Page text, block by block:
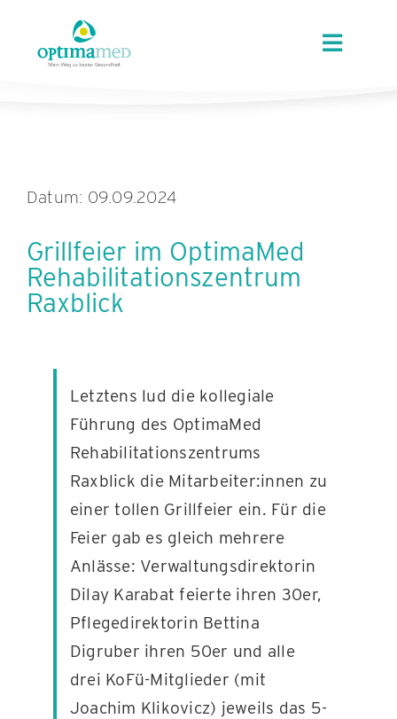
content
Toggle
ANGEBOTE
AKTUELLES
KONTAKT
Datum: 09.09.2024
Grillfeier im OptimaMed
Rehabilitationszentrum
Raxblick
Letztens lud die kollegiale
Führung des OptimaMed
Rehabilitationszentrums
Raxblick die Mitarbeiter:innen zu
einer tollen Grillfeier ein. Für die
Feier gab es gleich mehrere
Anlässe: Verwaltungsdirektorin
Dilay Karabat feierte ihren 30er,
Pflegedirektorin Bettina
Digruber ihren 50er und alle
drei KoFü-Mitglieder (mit
Joachim Klikovicz) jeweils das 5-